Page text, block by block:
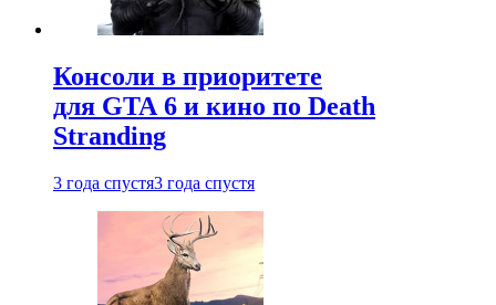
Консоли в приоритете
для GTA 6 и кино по Death
Stranding
3 года спустя3 года спустя